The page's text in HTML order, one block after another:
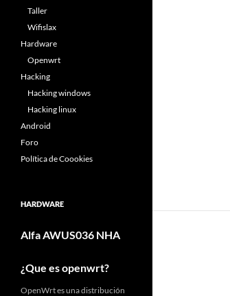
Taller
Wifislax
Hardware
Openwrt
Hacking
Hacking windows
Hacking linux
Android
Foro
Política de Coookies
HARDWARE
Alfa AWUS036 NHA
¿Que es openwrt?
OpenWrt es una distribución